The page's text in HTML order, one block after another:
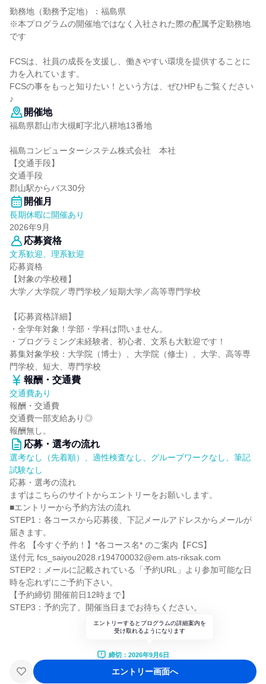
勤務地（勤務予定地）：福島県
※本プログラムの開催地ではなく入社された際の配属予定勤務地
です
FCSは、社員の成長を支援し、働きやすい環境を提供することに
力を入れています。
FCSの事をもっと知りたい！という方は、ぜひHPもご覧ください
♪
開催地
福島県郡山市大槻町字北八耕地13番地
福島コンピューターシステム株式会社 本社
【交通手段】
交通手段
郡山駅からバス30分
開催月
長期休暇に開催あり
2026年9月
応募資格
文系歓迎、理系歓迎
応募資格
【対象の学校種】
大学／大学院／専門学校／短期大学／高等専門学校
【応募資格詳細】
・全学年対象！学部・学科は問いません。
・プログラミング未経験者、初心者、文系も大歓迎です！
募集対象学校：大学院（博士）、大学院（修士）、大学、高等専
門学校、短大、専門学校
報酬・交通費
交通費あり
報酬・交通費
交通費一部支給あり◎
報酬無し。
応募・選考の流れ
選考なし（先着順）、適性検査なし、グループワークなし、筆記
試験なし
応募・選考の流れ
まずはこちらのサイトからエントリーをお願いします。
■エントリーから予約方法の流れ
STEP1：各コースから応募後、下記メールアドレスからメールが
届きます。
件名 【今すぐ予約！】*各コース名* のご案内【FCS】
送付元 fcs_saiyou2028.r194700032@em.ats-riksak.com
STEP2：メールに記載されている「予約URL」より参加可能な日
時を忘れずにご予約下さい。
【予約締切 開催前日12時まで】
STEP3：予約完了。開催当日までお待ちください。
エントリーするとプログラムの詳細案内を
受け取れるようになります
締切：2026年9月6日
エントリー画面へ